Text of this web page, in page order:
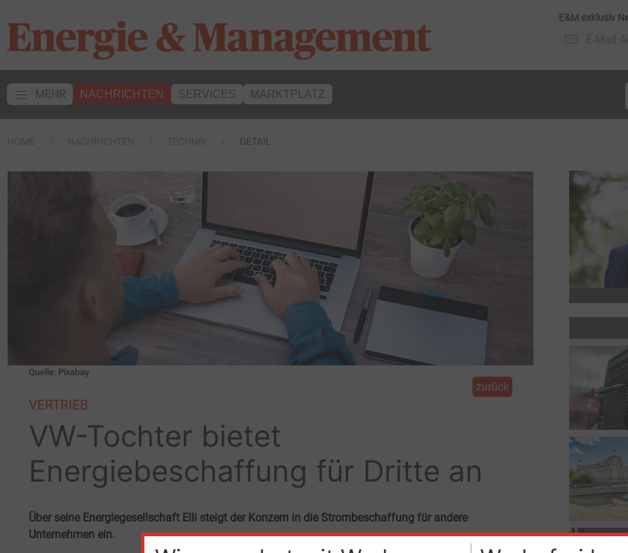
E&M exklusiv
MEHR NACHRICHTEN SERVICES MARKTPLATZ
DETAIL
Quelle: Pixabay
zurück
VERTRIEB
VW-Tochter bietet
Energiebeschaffung für Dritte an
Über seine Energiegesellschaft Elli steigt der Konzern in die Strombeschaffung für andere
Unternehmen ein.